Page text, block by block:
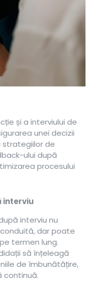
și a interviului de
unei decizii
de
ului după
procesului
interviu
interviu nu
dar poate
termen lung.
să înțeleagă
de îmbunătățire,
continuă.